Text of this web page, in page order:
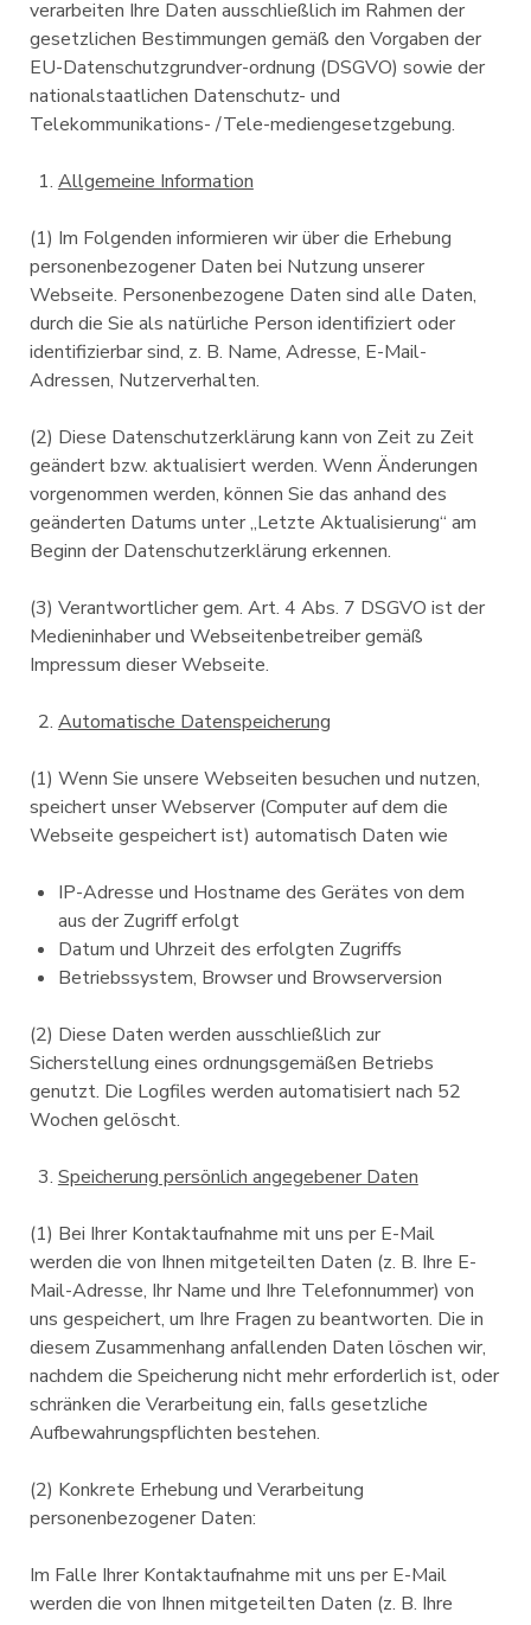
verarbeiten Ihre Daten ausschließlich im Rahmen der
gesetzlichen Bestimmungen gemäß den Vorgaben der
EU-Datenschutzgrundver-ordnung (DSGVO) sowie der
nationalstaatlichen Datenschutz- und
Telekommunikations- /Tele-mediengesetzgebung.
Allgemeine Information
(1) Im Folgenden informieren wir über die Erhebung
personenbezogener Daten bei Nutzung unserer
Webseite. Personenbezogene Daten sind alle Daten,
durch die Sie als natürliche Person identifiziert oder
identifizierbar sind, z. B. Name, Adresse, E-Mail-
Adressen, Nutzerverhalten.
(2) Diese Datenschutzerklärung kann von Zeit zu Zeit
geändert bzw. aktualisiert werden. Wenn Änderungen
vorgenommen werden, können Sie das anhand des
geänderten Datums unter „Letzte Aktualisierung“ am
Beginn der Datenschutzerklärung erkennen.
(3) Verantwortlicher gem. Art. 4 Abs. 7 DSGVO ist der
Medieninhaber und Webseitenbetreiber gemäß
Impressum dieser Webseite.
Automatische Datenspeicherung
(1) Wenn Sie unsere Webseiten besuchen und nutzen,
speichert unser Webserver (Computer auf dem die
Webseite gespeichert ist) automatisch Daten wie
IP-Adresse und Hostname des Gerätes von dem
aus der Zugriff erfolgt
Datum und Uhrzeit des erfolgten Zugriffs
Betriebssystem, Browser und Browserversion
(2) Diese Daten werden ausschließlich zur
Sicherstellung eines ordnungsgemäßen Betriebs
genutzt. Die Logfiles werden automatisiert nach 52
Wochen gelöscht.
Speicherung persönlich angegebener Daten
(1) Bei Ihrer Kontaktaufnahme mit uns per E-Mail
werden die von Ihnen mitgeteilten Daten (z. B. Ihre E-
Mail-Adresse, Ihr Name und Ihre Telefonnummer) von
uns gespeichert, um Ihre Fragen zu beantworten. Die in
diesem Zusammenhang anfallenden Daten löschen wir,
nachdem die Speicherung nicht mehr erforderlich ist, oder
schränken die Verarbeitung ein, falls gesetzliche
Aufbewahrungspflichten bestehen.
(2) Konkrete Erhebung und Verarbeitung
personenbezogener Daten:
Im Falle Ihrer Kontaktaufnahme mit uns per E-Mail
werden die von Ihnen mitgeteilten Daten (z. B. Ihre